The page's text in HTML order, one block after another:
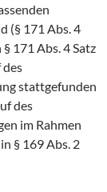
(§ 171 Abs. 4
171 Abs. 4 Satz
des
stattgefunden
des
im Rahmen
§ 169 Abs. 2